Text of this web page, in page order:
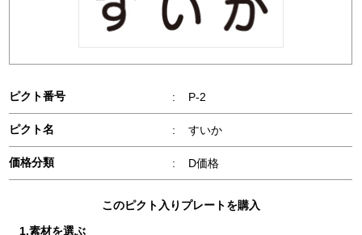
ピクト番号 : P-2
ピクト名 : すいか
価格分類 : D価格
このピクト入りプレートを購入
1.素材を選ぶ